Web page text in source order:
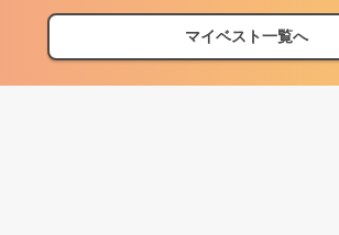
マイベスト一覧へ